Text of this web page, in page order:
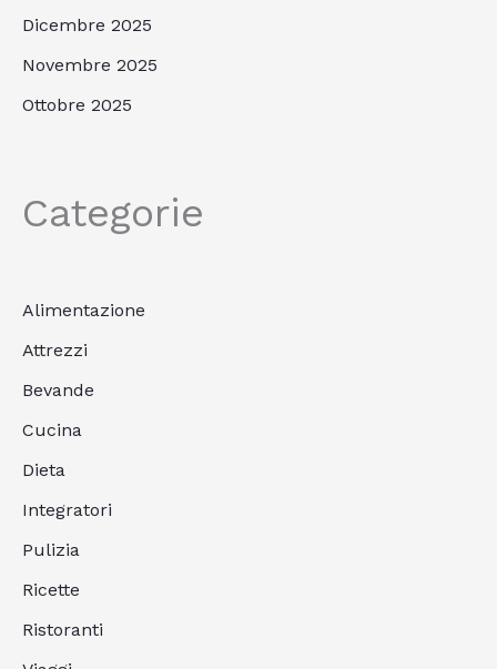
Dicembre 2025
Novembre 2025
Ottobre 2025
Categorie
Alimentazione
Attrezzi
Bevande
Cucina
Dieta
Integratori
Pulizia
Ricette
Ristoranti